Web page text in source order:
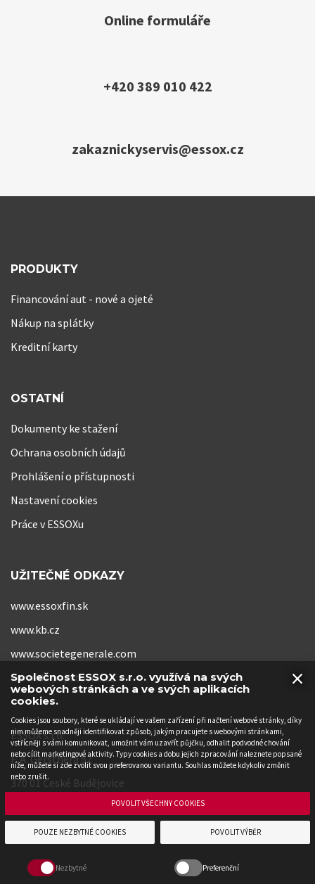
Online formuláře
+420 389 010 422
zakaznickyservis@essox.cz
PRODUKTY
Financování aut - nové a ojeté
Nákup na splátky
Kreditní karty
OSTATNÍ
Dokumenty ke stažení
Ochrana osobních údajů
Prohlášení o přístupnosti
Nastavení cookies
Práce v ESSOXu
UŽITEČNÉ ODKAZY
www.essoxfin.sk
www.kb.cz
www.societegenerale.com
www.kb-pojistovna.cz
ESSOX s.r.o.
F. A. Gerstnera 52
370 01 České Budějovice
×
Společnost ESSOX s.r.o. využívá na svých
webových stránkách a ve svých aplikacích
cookies.
Cookies jsou soubory, které se ukládají ve vašem zařízení při načtení webové stránky, díky
nim můžeme snadněji identifikovat způsob, jakým pracujete s webovými stránkami,
vstřícněji s vámi komunikovat, umožnit vám uzavřít půjčku, odhalit podvodné chování
nebo cílit marketingové aktivity. Typy cookies a dobu jejich zpracování naleznete popsané
níže, můžete si zde zvolit svou preferovanou variantu. Souhlas můžete kdykoliv změnit
nebo zrušit.
POUZE NEZBYTNÉ COOKIES POVOLIT VÝBĚR
POVOLIT VŠECHNY COOKIES
Nezbytné Preferenční